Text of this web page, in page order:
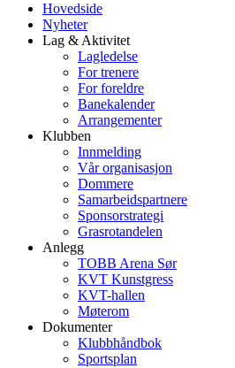
Hovedside
Nyheter
Lag & Aktivitet
Lagledelse
For trenere
For foreldre
Banekalender
Arrangementer
Klubben
Innmelding
Vår organisasjon
Dommere
Samarbeidspartnere
Sponsorstrategi
Grasrotandelen
Anlegg
TOBB Arena Sør
KVT Kunstgress
KVT-hallen
Møterom
Dokumenter
Klubbhåndbok
Sportsplan